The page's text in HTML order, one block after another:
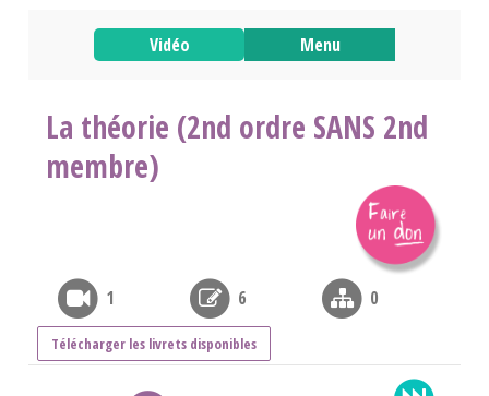
Vidéo Menu
La théorie (2nd ordre SANS 2nd
membre)
1 6 0
Télécharger les livrets disponibles